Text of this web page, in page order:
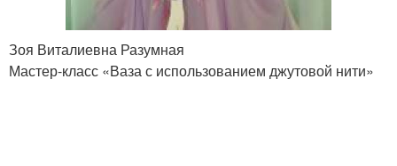
Материалы вместо
шпагата
Узор из шпагата
Зоя Виталиевна Разумная
Мастер-класс «Ваза с использованием джутовой нити»